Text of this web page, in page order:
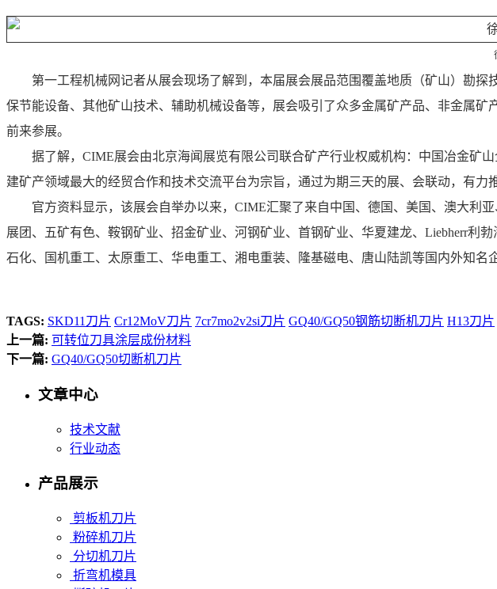
第一工程机械网记者从展会现场了解到，本届展会展品范围覆盖地质（矿山）勘
保节能设备、其他矿山技术、辅助机械设备等，展会吸引了众多金属矿产品、非金属
前来参展。
据了解，CIME展会由北京海闻展览有限公司联合矿产行业权威机构：中国冶金矿
建矿产领域最大的经贸合作和技术交流平台为宗旨，通过为期三天的展、会联动，有力
官方资料显示，该展会自举办以来，CIME汇聚了来自中国、德国、美国、澳大利
展团、五矿有色、鞍钢矿业、招金矿业、河钢矿业、首钢矿业、华夏建龙、Liebherr利
石化、国机重工、太原重工、华电重工、湘电重装、隆基磁电、唐山陆凯等国内外知名
TAGS: SKD11刀片 Cr12MoV刀片 7cr7mo2v2si刀片 GQ40/GQ50钢筋切断机刀片 H13刀片
上一篇: 可转位刀具涂层成份材料
下一篇: GQ40/GQ50切断机刀片
文章中心
技术文献
行业动态
产品展示
剪板机刀片
粉碎机刀片
分切机刀片
折弯机模具